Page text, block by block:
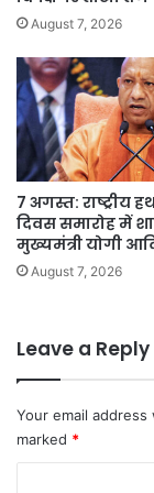
शासन’
August 7, 2026
7 अगस्त: राष्ट्रीय
दिवस समारोह में
मुख्यमंत्री योगी
August 7, 2026
Leave a Reply
Your email
marked *